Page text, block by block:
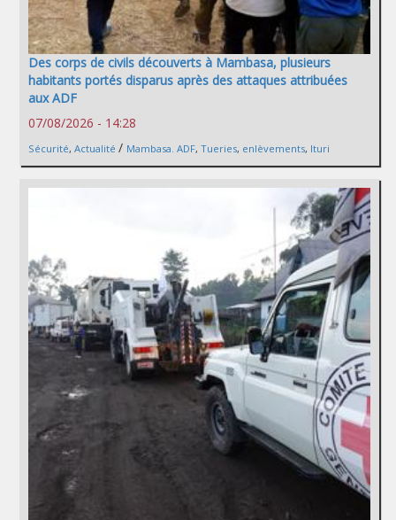
Des corps de civils découverts à Mambasa, plusieurs
habitants portés disparus après des attaques attribuées
aux ADF
07/08/2026 - 14:28
Sécurité, Actualité / Mambasa. ADF, Tueries, enlèvements, Ituri